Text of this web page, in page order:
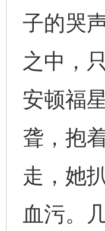
子的哭
之中，
安顿福
聋，抱
走，她
血污。